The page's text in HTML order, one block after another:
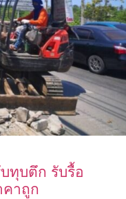
ทุบตึก รับรื้อ
าถูก